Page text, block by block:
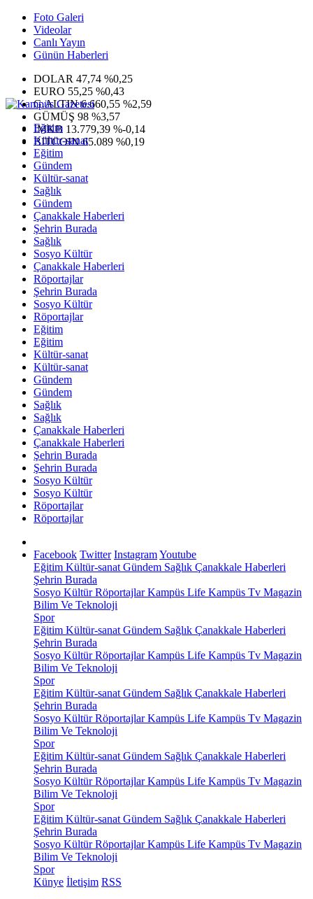
Foto Galeri
Videolar
Canlı Yayın
Günün Haberleri
DOLAR 47,74 %0,25
EURO 55,25 %0,43
G.ALTIN6.660,55 %2,59
GÜMÜŞ 98 %3,57
IMKB 13.779,39 %-0,14
BITCOIN65.089 %0,19
Eğitim
Kültür-sanat
Eğitim
Gündem
Kültür-sanat
Sağlık
Gündem
Çanakkale Haberleri
Şehrin Burada
Sağlık
Sosyo Kültür
Çanakkale Haberleri
Röportajlar
Şehrin Burada
Sosyo Kültür
Röportajlar
Eğitim
Eğitim
Kültür-sanat
Kültür-sanat
Gündem
Gündem
Sağlık
Sağlık
Çanakkale Haberleri
Çanakkale Haberleri
Şehrin Burada
Şehrin Burada
Sosyo Kültür
Sosyo Kültür
Röportajlar
Röportajlar
Facebook Twitter InstagramYoutube
Eğitim Kültür-sanat Gündem Sağlık Çanakkale Haberleri
Şehrin Burada
Sosyo KültürRöportajlarKampüs Life Kampüs Tv Magazin
Bilim Ve Teknoloji
Spor
Eğitim Kültür-sanat Gündem Sağlık Çanakkale Haberleri
Şehrin Burada
Sosyo KültürRöportajlarKampüs Life Kampüs Tv Magazin
Bilim Ve Teknoloji
Spor
Eğitim Kültür-sanat Gündem Sağlık Çanakkale Haberleri
Şehrin Burada
Sosyo KültürRöportajlarKampüs Life Kampüs Tv Magazin
Bilim Ve Teknoloji
Spor
Eğitim Kültür-sanat Gündem Sağlık Çanakkale Haberleri
Şehrin Burada
Sosyo KültürRöportajlarKampüs Life Kampüs Tv Magazin
Bilim Ve Teknoloji
Spor
Eğitim Kültür-sanat Gündem Sağlık Çanakkale Haberleri
Şehrin Burada
Sosyo KültürRöportajlarKampüs Life Kampüs Tv Magazin
Bilim Ve Teknoloji
Spor
Künye İletişim RSS